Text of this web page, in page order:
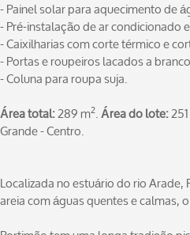
- Painel solar para aquecimento de
- Pré-instalação de ar condicionado
- Caixilharias com corte térmico e
- Portas e roupeiros lacados a
- Coluna para roupa suja.
Área total:289 m2. Área do lote:
Grande - Centro.
Localizada no estuário do rio
areia com águas quentes e calmas,